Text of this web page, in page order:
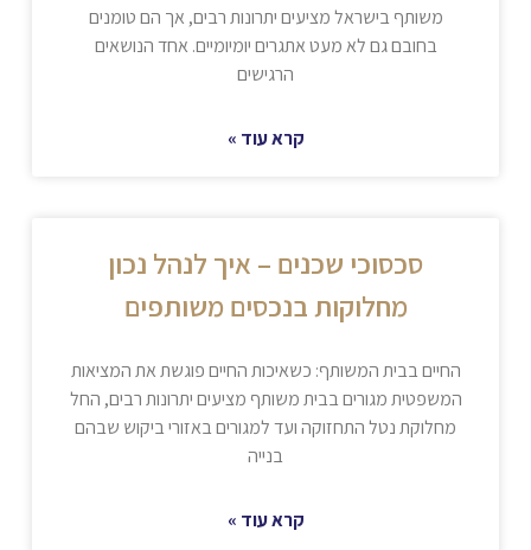
משותף בישראל מציעים יתרונות רבים, אך הם טומנים
בחובם גם לא מעט אתגרים יומיומיים. אחד הנושאים
הרגישים
קרא עוד »
סכסוכי שכנים – איך לנהל נכון
מחלוקות בנכסים משותפים
החיים בבית המשותף: כשאיכות החיים פוגשת את המציאות
המשפטית מגורים בבית משותף מציעים יתרונות רבים, החל
מחלוקת נטל התחזוקה ועד למגורים באזורי ביקוש שבהם
בנייה
קרא עוד »